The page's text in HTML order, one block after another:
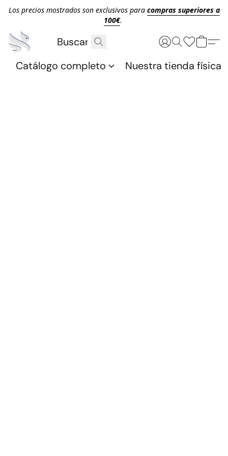
Los precios mostrados son exclusivos para compras superiores a
100€.
Catálogo completo Nuestra tienda física